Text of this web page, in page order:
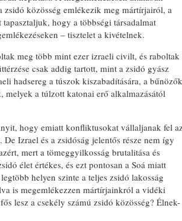
zsidó közösség emlékezik meg mártírjairól, a
hogy a többségi társadalmat
– tisztelet a kivételnek.
meg több mint ezer izraeli civilt, és raboltak
csak addig tartott, mint a zsidó gyász
hadsereg a túszok kiszabadítására, a bűnözők
melyek a túlzott katonai erő alkalmazásától
hogy emiatt konfliktusokat vállaljanak fel
Izrael és a zsidóság jelentős része nem így
mert a tömeggyilkosság brutalitása és
élet értékes, és ezt pontosan a Soá miatt
helyen szinte a teljes zsidó lakosság
is megemlékezzen mártírjainkról a vidéki
lesz a csekély számú zsidó közösség? Élnek-